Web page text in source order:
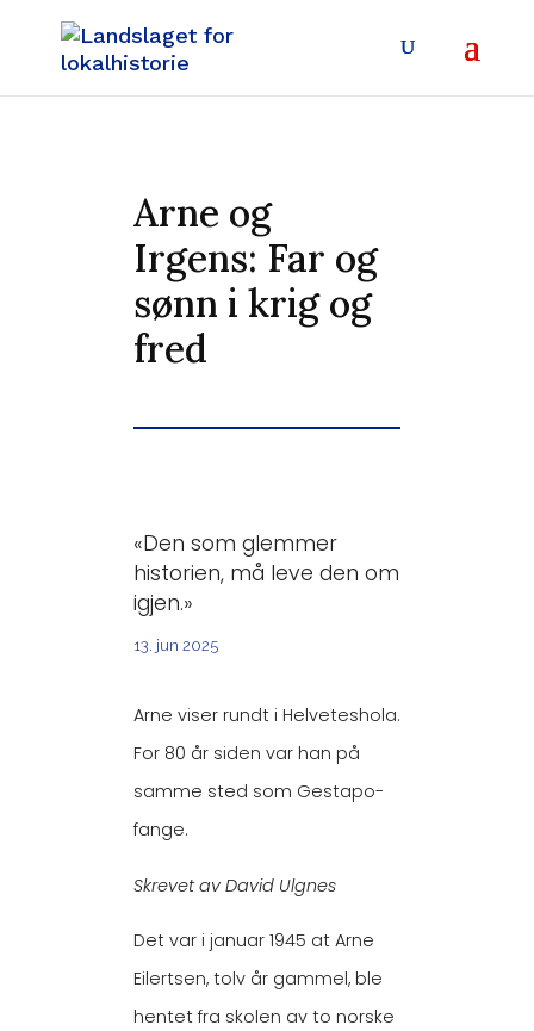
Arne og
Irgens: Far og
sønn i krig og
fred
«Den som glemmer
historien, må leve den om
igjen.»
13. jun 2025
Arne viser rundt i Helveteshola.
For 80 år siden var han på
samme sted som Gestapo-
fange.
Skrevet av David Ulgnes
Det var i januar 1945 at Arne
Eilertsen, tolv år gammel, ble
hentet fra skolen av to norske